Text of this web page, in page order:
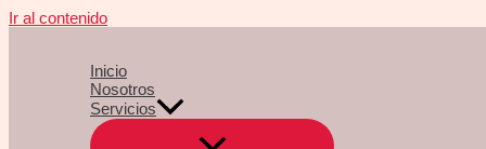
Ir al contenido
Inicio
Nosotros
Servicios